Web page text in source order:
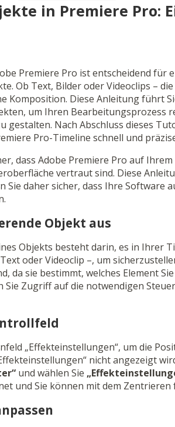
in Premiere Pro:
Premiere Pro ist entscheidend für
Ob Text, Bilder oder Videoclips –
Komposition. Diese Anleitung führt
um Ihren Bearbeitungsprozess
gestalten. Nach Abschluss dieses
Pro-Timeline schnell und
dass Adobe Premiere Pro auf
vertraut sind. Diese
Sie daher sicher, dass Ihre Software
Objekt aus
Objekts besteht darin, es in Ihrer
oder Videoclip –, um
da sie bestimmt, welches Element
Sie Zugriff auf die notwendigen
„Effekteinstellungen“, um die
nicht angezeigt
und wählen Sie
und Sie können mit dem